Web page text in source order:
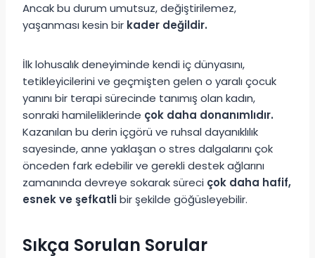
Ancak bu durum umutsuz, değiştirilemez,
yaşanması kesin bir kader değildir.
İlk lohusalık deneyiminde kendi iç dünyasını,
tetikleyicilerini ve geçmişten gelen o yaralı çocuk
yanını bir terapi sürecinde tanımış olan kadın,
sonraki hamileliklerinde çok daha donanımlıdır.
Kazanılan bu derin içgörü ve ruhsal dayanıklılık
sayesinde, anne yaklaşan o stres dalgalarını çok
önceden fark edebilir ve gerekli destek ağlarını
zamanında devreye sokarak süreci çok daha hafif,
esnek ve şefkatlibir şekilde göğüsleyebilir.
Sıkça Sorulan Sorular